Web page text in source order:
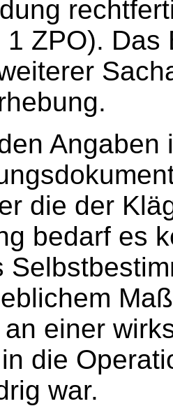
1 ZPO).
Angaben
die der
bedarf es
einer
die
war.